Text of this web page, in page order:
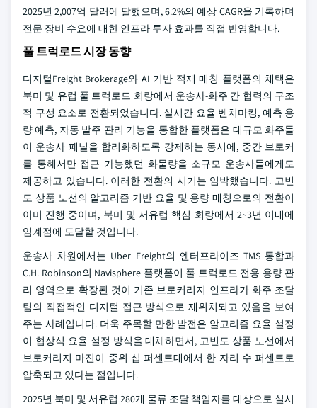
2025년 2,007억 달러에 달했으며, 6.2%의 예상 CAGR을 기록하며
전문 장비 수요에 대한 인프라 투자 효과를 직접 반영합니다.
풀 트럭로드 시장 동향
디지털Freight Brokerage와 AI 기반 적재 매칭 플랫폼의 채택은
북미 및 유럽 풀 트럭로드 회랑에서 운송사-화주 간 협력의 구조
적 구성 요소로 전환되었습니다. 실시간 요율 벤치마킹, 예측 용
량 예측, 자동 발주 관리 기능을 통합한 플랫폼은 대규모 화주들
이 운송사 패널을 합리화하도록 강제하는 동시에, 중간 브로커
를 통해서만 접근 가능했던 화물량을 소규모 운송사들에게도
제공하고 있습니다. 이러한 전환의 시기는 임박했습니다. 고빈
도 상품 노선의 알고리즘 기반 요율 및 용량 매칭으로의 전환이
이미 진행 중이며, 북미 및 서유럽 핵심 회랑에서 2~3년 이내에
임계점에 도달할 것입니다.
운송사 차원에서는 Uber Freight의 엔터프라이즈 TMS 통합과
C.H. Robinson의 Navisphere 플랫폼이 풀 트럭로드 전용 용량 관
리 영역으로 확장된 것이 기존 브로커리지 인프라가 화주 조달
팀의 직접적인 디지털 접근 방식으로 재위치되고 있음을 보여
주는 사례입니다. 더욱 주목할 만한 발전은 알고리즘 요율 설정
이 협상식 요율 설정 방식을 대체하면서, 고빈도 상품 노선에서
브로커리지 마진이 중위 십 퍼센트대에서 한 자리 수 퍼센트로
압축되고 있다는 점입니다.
2025년 북미 및 서유럽 280개 물류 조달 책임자를 대상으로 실시